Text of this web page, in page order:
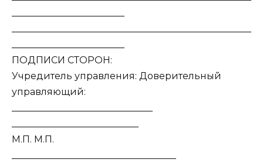
ПОДПИСИ СТОРОН:
Учредитель управления: Доверительный
управляющий:
М.П. М.П.